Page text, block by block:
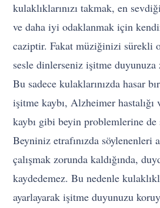
kulaklıklarınızı takmak, en
ve daha iyi odaklanmak için
caziptir. Fakat müziğinizi sürekli
sesle dinlerseniz işitme
Bu sadece kulaklarınızda hasar
işitme kaybı, Alzheimer hastalığı
kaybı gibi beyin problemlerine
Beyniniz etrafınızda söylenenleri
çalışmak zorunda kaldığında,
kaydedemez. Bu nedenle
ayarlayarak işitme duyunuzu